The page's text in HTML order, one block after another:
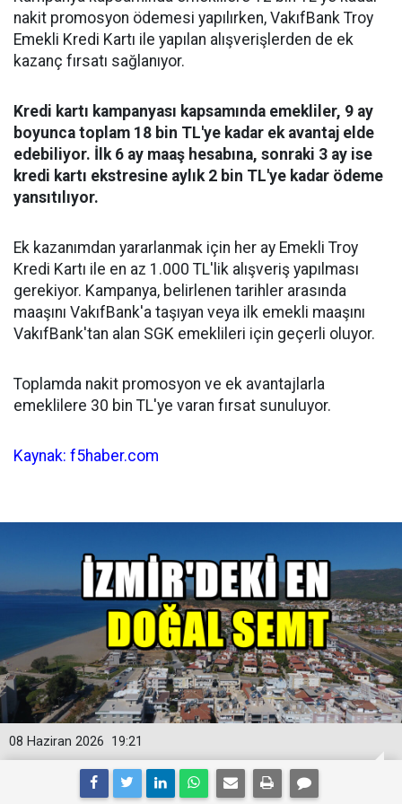
nakit promosyon ödemesi yapılırken, VakıfBank Troy
Emekli Kredi Kartı ile yapılan alışverişlerden de ek
kazanç fırsatı sağlanıyor.
Kredi kartı kampanyası kapsamında emekliler, 9 ay
boyunca toplam 18 bin TL'ye kadar ek avantaj elde
edebiliyor. İlk 6 ay maaş hesabına, sonraki 3 ay ise
kredi kartı ekstresine aylık 2 bin TL'ye kadar ödeme
yansıtılıyor.
Ek kazanımdan yararlanmak için her ay Emekli Troy
Kredi Kartı ile en az 1.000 TL'lik alışveriş yapılması
gerekiyor. Kampanya, belirlenen tarihler arasında
maaşını VakıfBank'a taşıyan veya ilk emekli maaşını
VakıfBank'tan alan SGK emeklileri için geçerli oluyor.
Toplamda nakit promosyon ve ek avantajlarla
emeklilere 30 bin TL'ye varan fırsat sunuluyor.
Kaynak: f5haber.com
19:21
08 Haziran 2026